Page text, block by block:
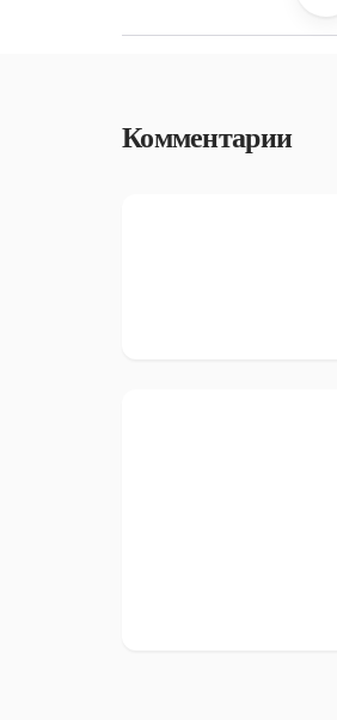
Комментарии